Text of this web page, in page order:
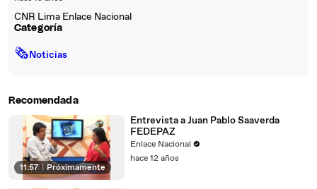
CNR Lima Enlace Nacional
Categoría
🗞Noticias
Recomendada
11:57 | Próximamente
Entrevista a Juan Pablo Saaverda
FEDEPAZ
Enlace Nacional
hace 12 años